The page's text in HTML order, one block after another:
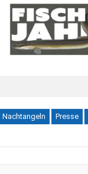
Nachtangeln Presse